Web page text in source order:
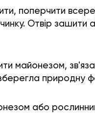
поперчити
Отвір зашити
майонезом,
природну
або